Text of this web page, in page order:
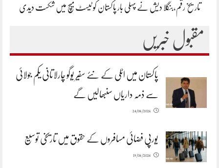
تاریخ رقم،بنگلا دیش نے پہلی بار پاکستان کو ٹیسٹ میچ میں شکست دیدی
مقبول خبریں
پاکستان میں اٹلی کے نئے سفیر یوگو چارلاتانی یکم جولائی
سے ذمہ داریاں سنبھالیں گے
24/06/2026
یورپی فضائی مسافروں کے حقوق میں تاریخی توسیع
19/06/2026